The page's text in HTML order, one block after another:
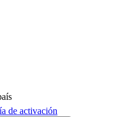
de activación